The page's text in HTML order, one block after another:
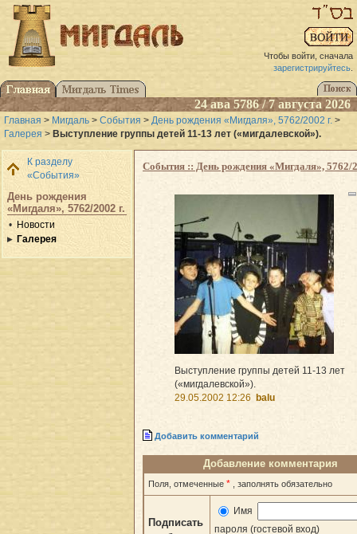
Чтобы войти, сначала
зарегистрируйтесь.
24 ава 5786 / 7 августа 2026
Главная > Мигдаль > События > День рождения «Мигдаля», 5762/2002 г. >
Галерея > Выступление группы детей 11-13 лет («мигдалевской»).
К разделу
«События»
День рождения
«Мигдаля», 5762/2002 г.
Новости
Галерея
События :: День рождения «Мигдаля», 5762/
Выступление группы детей 11-13 лет
(«мигдалевской»).
29.05.2002 12:26 balu
Добавить комментарий
Добавление комментария
Поля, отмеченные * , заполнять обязательно
Подписать
Имя
пароля (гостевой вход)